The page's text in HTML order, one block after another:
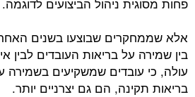
אלא שממחקרים שבוצעו בשנים
בין שמירה על בריאות העובדים לבין
עולה, כי עובדים שמשקיעים בשמירה
בריאות תקינה, הם גם יצרניים יותר.